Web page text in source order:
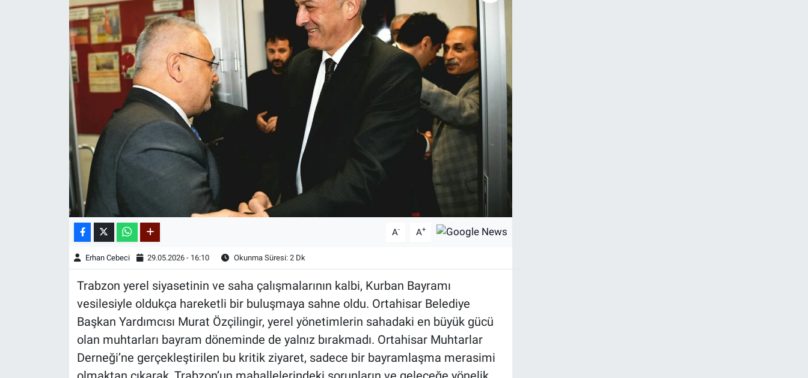
A- A+
Erhan Cebeci 29.05.2026 - 16:10 Okunma Süresi: 2 Dk
Trabzon yerel siyasetinin ve saha çalışmalarının kalbi, Kurban Bayramı
vesilesiyle oldukça hareketli bir buluşmaya sahne oldu. Ortahisar Belediye
Başkan Yardımcısı Murat Özçilingir, yerel yönetimlerin sahadaki en büyük gücü
olan muhtarları bayram döneminde de yalnız bırakmadı. Ortahisar Muhtarlar
Derneği’ne gerçekleştirilen bu kritik ziyaret, sadece bir bayramlaşma merasimi